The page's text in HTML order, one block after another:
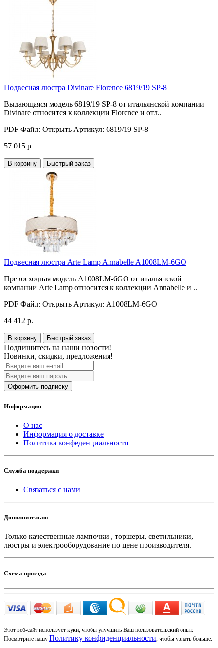
Подвесная люстра Divinare Florence 6819/19 SP-8
Выдающаяся модель 6819/19 SP-8 от итальянской компании
Divinare относится к коллекции Florence и отл..
PDF Файл: Открыть Артикул: 6819/19 SP-8
57 015 р.
В корзину Быстрый заказ
Подвесная люстра Arte Lamp Annabelle A1008LM-6GO
Превосходная модель A1008LM-6GO от итальянской
компании Arte Lamp относится к коллекции Annabelle и ..
PDF Файл: Открыть Артикул: A1008LM-6GO
44 412 р.
В корзину Быстрый заказ
Подпишитесь на наши новости!
Новинки, скидки, предложения!
Оформить подписку
Информация
О нас
Информация о доставке
Политика конфеденциальности
Служба поддержки
Связаться с нами
Дополнительно
Только качественные лампочки , торшеры, светильники,
люстры и электрооборудование по цене производителя.
Схема проезда
Этот веб-сайт использует куки, чтобы улучшить Ваш пользовательский опыт.
Посмотрите нашу Политику конфиденциальности, чтобы узнать больше.